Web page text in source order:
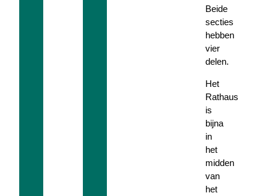
Beide
secties
hebben
vier
delen.
Het
Rathaus
is
bijna
in
het
midden
van
het